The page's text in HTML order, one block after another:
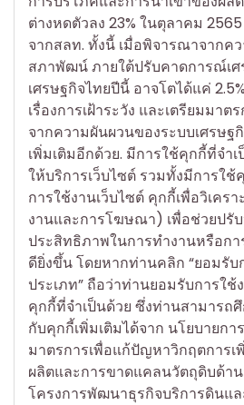
ต่างหดตัวลง 23% ในตุลาคม
จากสลท. ทั้งนี้ เมื่อพิจารณาจากค
สภาพัฒน์ ภายใต้ปรับคาดการณ์เศ
เศรษฐกิจไทยปีนี้ อาจโตได้แค่
เรื่องการเฝ้าระวัง และเตรียมมาต
จากความผันผวนของระบบเศรษฐ
เพิ่มเติมอีกด้วย. มีการใช้คุกกี้ที่จำ
ให้บริการเว็บไซต์ รวมทั้งมีการใ
การใช้งานเว็บไซต์ คุกกี้เพื่อวิเคร
งานและการโฆษณา) เพื่อช่วยปรั
ประสิทธิภาพในการทำงานหรือกา
ดียิ่งขึ้น โดยหากท่านคลิก “ยอมรั
ประเภท” ถือว่าท่านยอมรับการใ
คุกกี้ที่จำเป็นด้วย ซึ่งท่านสามารถศึ
กับคุกกี้เพิ่มเติมได้จาก นโยบายก
มาตรการเพื่อแก้ปัญหาวิกฤตการ
ผลิตและการขาดแคลนวัตถุดิบด้า
โครงการพัฒนาธุรกิจบริการดินแ